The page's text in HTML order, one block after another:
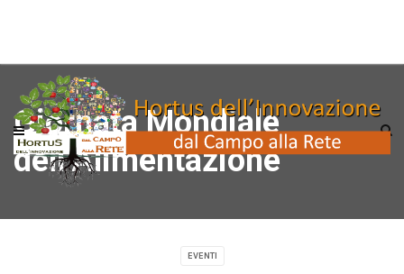
Giornata Mondiale
dell’Alimentazione
EVENTI